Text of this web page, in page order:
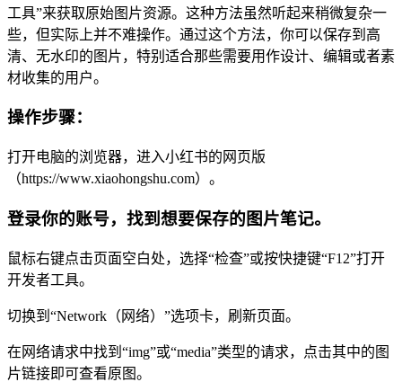
工具”来获取原始图片资源。这种方法虽然听起来稍微复杂一
些，但实际上并不难操作。通过这个方法，你可以保存到高
清、无水印的图片，特别适合那些需要用作设计、编辑或者素
材收集的用户。
操作步骤：
打开电脑的浏览器，进入小红书的网页版
（https://www.xiaohongshu.com）。
登录你的账号，找到想要保存的图片笔记。
鼠标右键点击页面空白处，选择“检查”或按快捷键“F12”打开
开发者工具。
切换到“Network（网络）”选项卡，刷新页面。
在网络请求中找到“img”或“media”类型的请求，点击其中的图
片链接即可查看原图。